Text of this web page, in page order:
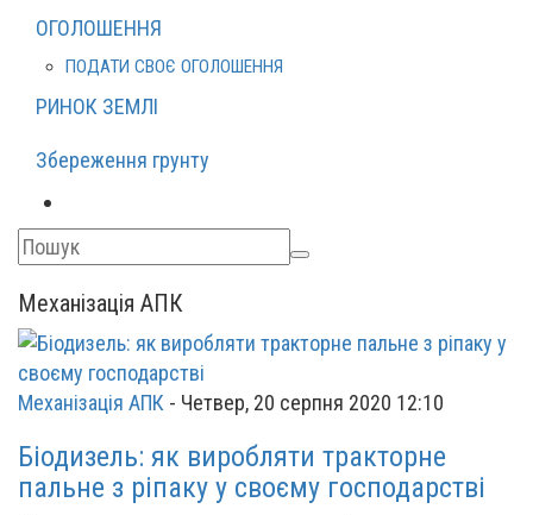
ОГОЛОШЕННЯ
ПОДАТИ СВОЄ ОГОЛОШЕННЯ
РИНОК ЗЕМЛІ
Збереження грунту
Механізація АПК
Механізація АПК - Четвер, 20 серпня 2020 12:10
Біодизель: як виробляти тракторне
пальне з ріпаку у своєму господарстві